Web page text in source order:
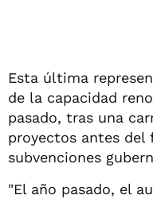
Esta última
de la capacidad
pasado, tras una
proyectos antes del
subvenciones
"El año pasado, el